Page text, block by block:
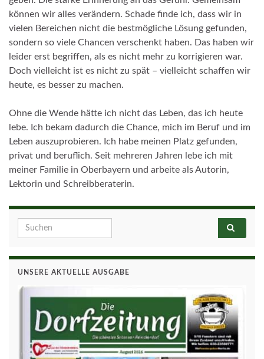
können wir alles verändern. Schade finde ich, dass wir in
vielen Bereichen nicht die bestmögliche Lösung gefunden,
sondern so viele Chancen verschenkt haben. Das haben wir
leider erst begriffen, als es nicht mehr zu korrigieren war.
Doch vielleicht ist es nicht zu spät – vielleicht schaffen wir
heute, es besser zu machen.
Ohne die Wende hätte ich nicht das Leben, das ich heute
lebe. Ich bekam dadurch die Chance, mich im Beruf und im
Leben auszuprobieren. Ich habe meinen Platz gefunden,
privat und beruflich. Seit mehreren Jahren lebe ich mit
meiner Familie in Oberbayern und arbeite als Autorin,
Lektorin und Schreibberaterin.
Search for:
UNSERE AKTUELLE AUSGABE